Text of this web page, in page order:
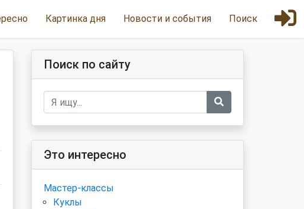
Картинка дня Новости и события Поиск
Поиск по сайту
Это интересно
Мастер-классы
Куклы